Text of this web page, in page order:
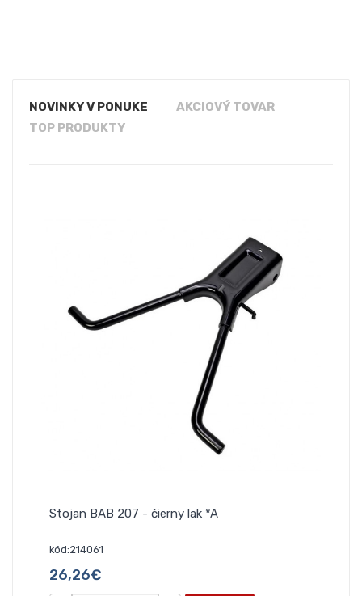
NOVINKY V PONUKE
AKCIOVÝ TOVAR
TOP PRODUKTY
Stojan BAB 207 - čierny lak *A
kód:214061
26,26€